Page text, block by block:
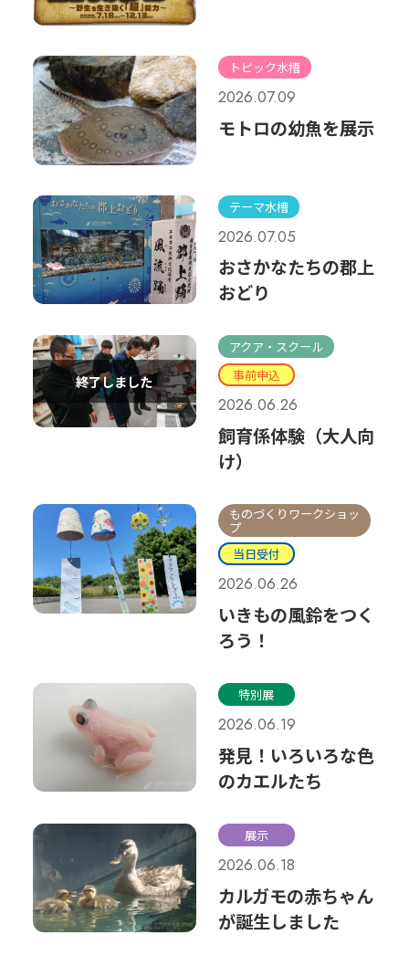
トピック水槽
2026.07.09
モトロの幼魚を展示
テーマ水槽
2026.07.05
おさかなたちの郡上
おどり
アクア・スクール
事前申込
2026.06.26
飼育係体験（大人向
け）
ものづくりワークショッ
プ
当日受付
2026.06.26
いきもの風鈴をつく
ろう！
特別展
2026.06.19
発見！いろいろな色
のカエルたち
展示
2026.06.18
カルガモの赤ちゃん
が誕生しました